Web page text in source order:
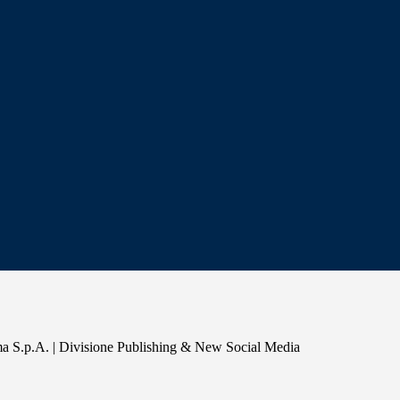
S.p.A. | Divisione Publishing & New Social Media